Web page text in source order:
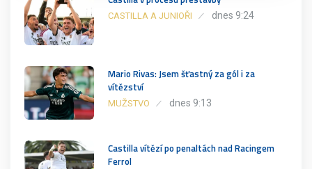
CASTILLA A JUNIOŘI dnes 9:24
Mario Rivas: Jsem šťastný za gól i za
vítězství
MUŽSTVO dnes 9:13
Castilla vítězí po penaltách nad Racingem
Ferrol